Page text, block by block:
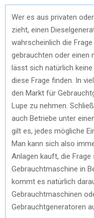
Wer es aus privaten
zieht, einen
wahrscheinlich die
gebrauchten oder einen
lässt sich natürlich
diese Frage finden. In
den Markt für
Lupe zu nehmen.
auch Betriebe unter
gilt es, jedes mögliche
Man kann sich also
Anlagen kauft, die
Gebrauchtmaschine in
kommt es natürlich
Gebrauchtmaschinen
Gebrauchtgeneratoren